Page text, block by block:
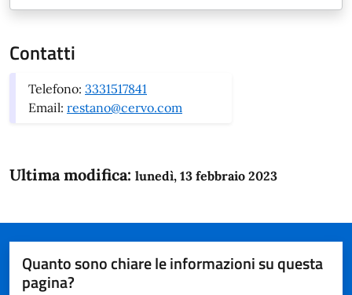
Contatti
Telefono: 3331517841
Email: restano@cervo.com
Ultima modifica: lunedì, 13 febbraio 2023
Quanto sono chiare le informazioni su questa
pagina?